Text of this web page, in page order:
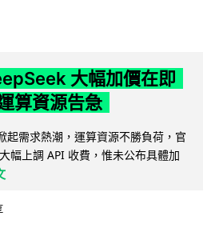
大幅加價在即
算資源告急
起需求熱潮，運算資源不勝負荷，官
幅上調 API 收費，惟未公布具體加